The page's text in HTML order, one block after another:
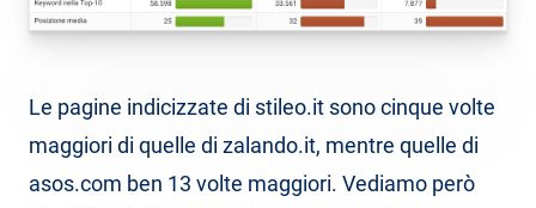
Le pagine indicizzate di stileo.it sono cinque volte
maggiori di quelle di zalando.it, mentre quelle di
asos.com ben 13 volte maggiori. Vediamo però